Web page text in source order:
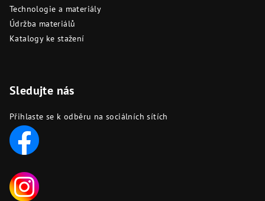
Technologie a materiály
Údržba materiálů
Katalogy ke stažení
Sledujte nás
Přihlaste se k odběru na sociálních sítích